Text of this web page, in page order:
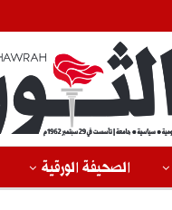
الصحيفة الورقية